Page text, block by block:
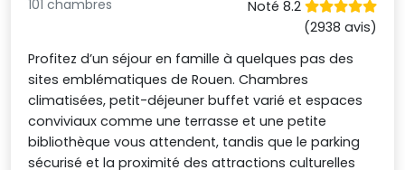
101 chambres
Noté 8.2
(2938 avis)
Profitez d’un séjour en famille à quelques pas des
sites emblématiques de Rouen. Chambres
climatisées, petit-déjeuner buffet varié et espaces
conviviaux comme une terrasse et une petite
bibliothèque vous attendent, tandis que le parking
sécurisé et la proximité des attractions culturelles